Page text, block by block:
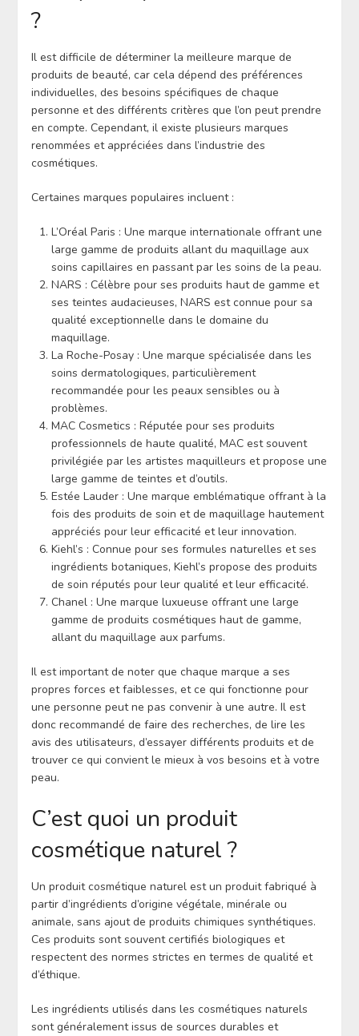
?
Il est difficile de déterminer la meilleure marque de
produits de beauté, car cela dépend des préférences
individuelles, des besoins spécifiques de chaque
personne et des différents critères que l’on peut prendre
en compte. Cependant, il existe plusieurs marques
renommées et appréciées dans l’industrie des
cosmétiques.
Certaines marques populaires incluent :
L’Oréal Paris : Une marque internationale offrant une
large gamme de produits allant du maquillage aux
soins capillaires en passant par les soins de la peau.
NARS : Célèbre pour ses produits haut de gamme et
ses teintes audacieuses, NARS est connue pour sa
qualité exceptionnelle dans le domaine du
maquillage.
La Roche-Posay : Une marque spécialisée dans les
soins dermatologiques, particulièrement
recommandée pour les peaux sensibles ou à
problèmes.
MAC Cosmetics : Réputée pour ses produits
professionnels de haute qualité, MAC est souvent
privilégiée par les artistes maquilleurs et propose une
large gamme de teintes et d’outils.
Estée Lauder : Une marque emblématique offrant à la
fois des produits de soin et de maquillage hautement
appréciés pour leur efficacité et leur innovation.
Kiehl’s : Connue pour ses formules naturelles et ses
ingrédients botaniques, Kiehl’s propose des produits
de soin réputés pour leur qualité et leur efficacité.
Chanel : Une marque luxueuse offrant une large
gamme de produits cosmétiques haut de gamme,
allant du maquillage aux parfums.
Il est important de noter que chaque marque a ses
propres forces et faiblesses, et ce qui fonctionne pour
une personne peut ne pas convenir à une autre. Il est
donc recommandé de faire des recherches, de lire les
avis des utilisateurs, d’essayer différents produits et de
trouver ce qui convient le mieux à vos besoins et à votre
peau.
C’est quoi un produit
cosmétique naturel ?
Un produit cosmétique naturel est un produit fabriqué à
partir d’ingrédients d’origine végétale, minérale ou
animale, sans ajout de produits chimiques synthétiques.
Ces produits sont souvent certifiés biologiques et
respectent des normes strictes en termes de qualité et
d’éthique.
Les ingrédients utilisés dans les cosmétiques naturels
sont généralement issus de sources durables et